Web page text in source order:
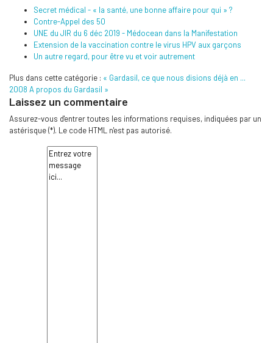
Secret médical - « la santé, une bonne affaire pour qui » ?
Contre-Appel des 50
UNE du JIR du 6 déc 2019 - Médocean dans la Manifestation
Extension de la vaccination contre le virus HPV aux garçons
Un autre regard, pour être vu et voir autrement
Plus dans cette catégorie : « Gardasil, ce que nous disions déjà en ...
2008 A propos du Gardasil »
Laissez un commentaire
Assurez-vous d'entrer toutes les informations requises, indiquées par un
astérisque (*). Le code HTML n'est pas autorisé.